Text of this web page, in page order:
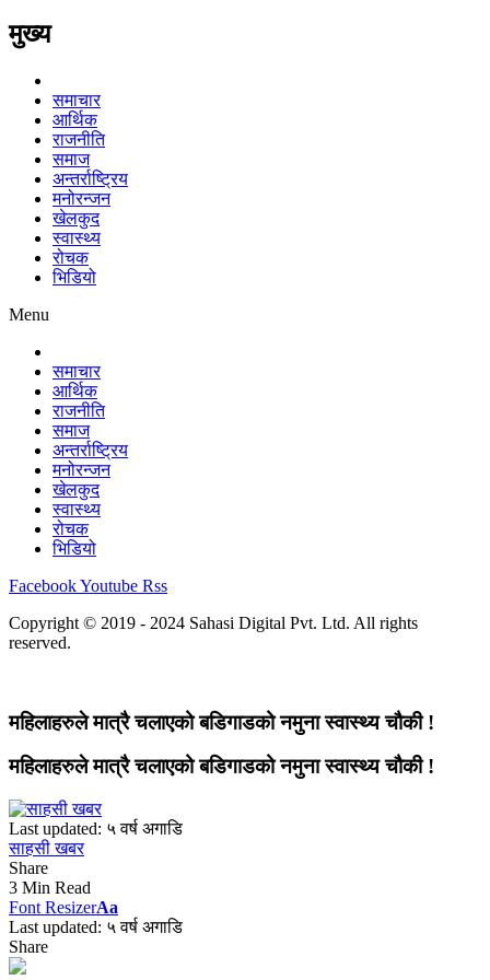
मुख्य
समाचार
आर्थिक
राजनीति
समाज
अन्तर्राष्ट्रिय
मनोरन्जन
खेलकुद
स्वास्थ्य
रोचक
भिडियो
Menu
समाचार
आर्थिक
राजनीति
समाज
अन्तर्राष्ट्रिय
मनोरन्जन
खेलकुद
स्वास्थ्य
रोचक
भिडियो
FacebookYoutube Rss
Copyright © 2019 - 2024 Sahasi Digital Pvt. Ltd. All rights
reserved.
महिलाहरुले मात्रै चलाएको बडिगाडको नमुना स्वास्थ्य चौकी !
महिलाहरुले मात्रै चलाएको बडिगाडको नमुना स्वास्थ्य चौकी !
Last updated: ५ वर्ष अगाडि
साहसी खबर
Share
3 Min Read
Font ResizerAa
Last updated: ५ वर्ष अगाडि
Share